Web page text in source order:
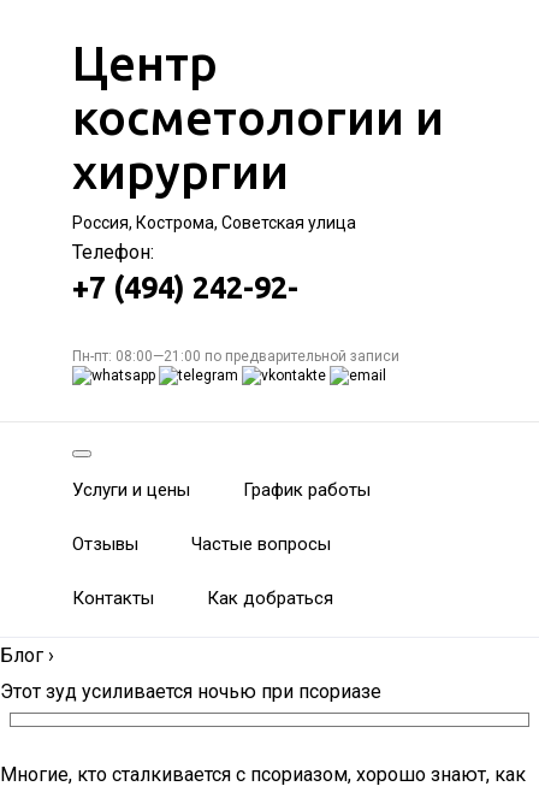
Центр
косметологии и
хирургии
Россия, Кострома, Советская улица
Телефон:
+7 (494) 242-92-
Пн-пт: 08:00—21:00 по предварительной записи
Услуги и цены График работы
Отзывы Частые вопросы
Контакты Как добраться
Блог ›
Этот зуд усиливается ночью при псориазе
Многие, кто сталкивается с псориазом, хорошо знают, как